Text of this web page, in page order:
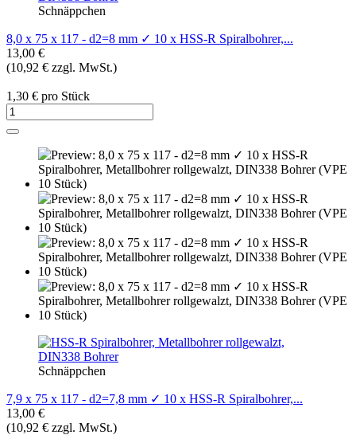
Schnäppchen
8,0 x 75 x 117 - d2=8 mm ✓ 10 x HSS-R Spiralbohrer,...
13,00 €
(10,92 € zzgl. MwSt.)
1,30 € pro Stück
Schnäppchen
7,9 x 75 x 117 - d2=7,8 mm ✓ 10 x HSS-R Spiralbohrer,...
13,00 €
(10,92 € zzgl. MwSt.)